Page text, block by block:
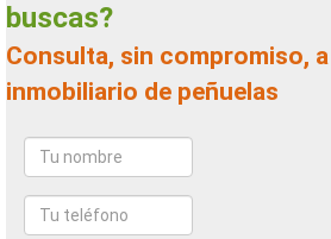
buscas?
Consulta, sin compromiso, a un agente
inmobiliario de peñuelas